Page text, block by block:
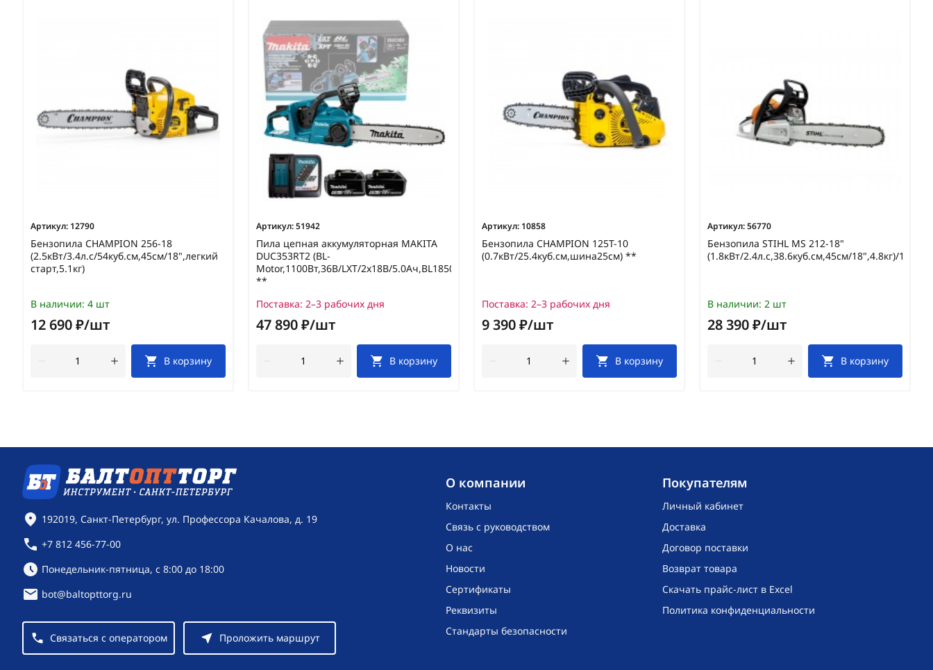
Артикул: 12790
Бензопила CHAMPION 256-18
(2.5кВт/3.4л.с/54куб.см,45см/18",легкий
старт,5.1кг)
В наличии: 4 шт
12 690 ₽/шт
В корзину
Артикул:51942
Пила цепная аккумуляторная MAKITA
DUC353RT2 (BL-
Motor,1100Вт,36В/LXT/2х18В/5.0Ач,BL1850B+DC18RC,шина35см)
**
Поставка: 2–3 рабочих дня
47 890 ₽/шт
В корзину
Артикул: 10858
Бензопила CHAMPION 125T-10
(0.7кВт/25.4куб.см,шина25см) **
Поставка: 2–3 рабочих дня
9 390 ₽/шт
В корзину
Артикул:56770
Бензопила STIHL MS 212-18"
(1.8кВт/2.4л.с,38.6куб.см,45см/18",4.8кг)/
В наличии: 2 шт
28 390 ₽/шт
В корзину
O компании
Контакты
Связь с руководством
О нас
Новости
Сертификаты
Реквизиты
Стандарты безопасности
Покупателям
Личный кабинет
Доставка
Договор поставки
Возврат товара
Скачать прайс-лист в Excel
Политика конфиденциальности
Контактная информация
192019, Санкт-Петербург, ул. Профессора Качалова, д. 19
+7 812 456-77-00
Режим работы:
Понедельник-пятница, с 8:00 до 18:00
bot@baltopttorg.ru
Связаться с оператором Проложить маршрут